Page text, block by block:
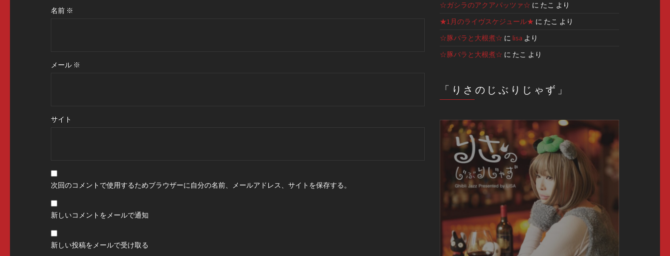
名前 ※
メール ※
サイト
次回のコメントで使用するためブラウザーに自分の名前、メールアドレス、サイトを保存する。
新しいコメントをメールで通知
新しい投稿をメールで受け取る
☆ガシラのアクアパッツァ☆ に たこ より
★1月のライヴスケジュール★ に たこ より
☆豚バラと大根煮☆ に lisa より
☆豚バラと大根煮☆ に たこ より
「りさのじぶりじゃず」